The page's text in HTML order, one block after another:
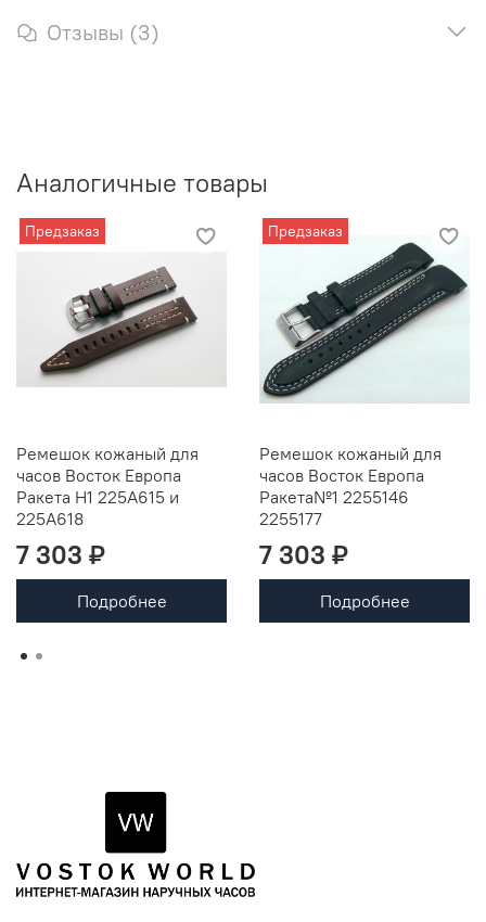
Отзывы (3)
Аналогичные товары
Предзаказ
Ремешок кожаный для
часов Восток Европа
Ракета Н1 225A615 и
225А618
7 303 ₽
Подробнее
Предзаказ
Ремешок кожаный для
часов Восток Европа
Ракета№1 2255146
2255177
7 303 ₽
Подробнее